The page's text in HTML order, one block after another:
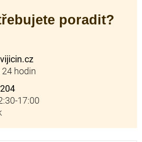
poradit?